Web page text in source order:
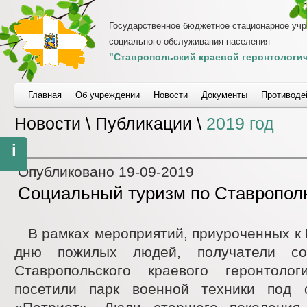
Государственное бюджетное стационарное
социального обслуживания населения
"Ставропольский краевой
i
Главная Об учреждении Новости Документы
Новости \ Публикации \ 2019 год
Опубликовано 19-09-2019
Социальный туризм по
В рамках мероприятий, приуроченных
дню пожилых людей, получатели
Ставропольского краевого
посетили парк военной техники под